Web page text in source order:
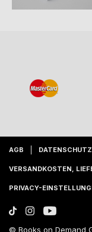
AGB DATENSCHUTZ
VERSANDKOSTEN,
PRIVACY-
© Books on Demand